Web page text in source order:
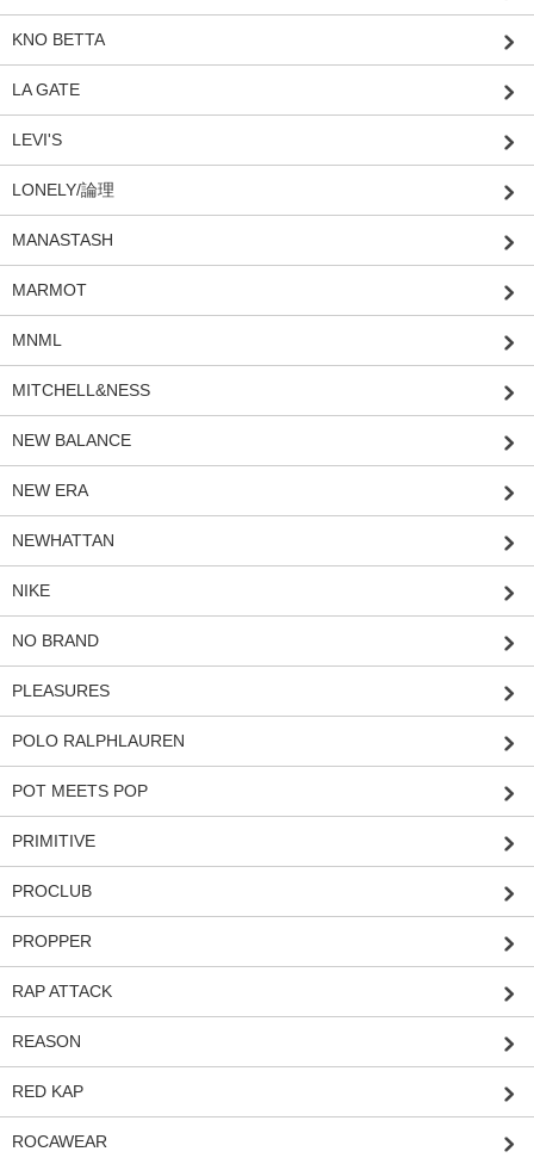
KNO BETTA
LA GATE
LEVI'S
LONELY/論理
MANASTASH
MARMOT
MNML
MITCHELL&NESS
NEW BALANCE
NEW ERA
NEWHATTAN
NIKE
NO BRAND
PLEASURES
POLO RALPHLAUREN
POT MEETS POP
PRIMITIVE
PROCLUB
PROPPER
RAP ATTACK
REASON
RED KAP
ROCAWEAR